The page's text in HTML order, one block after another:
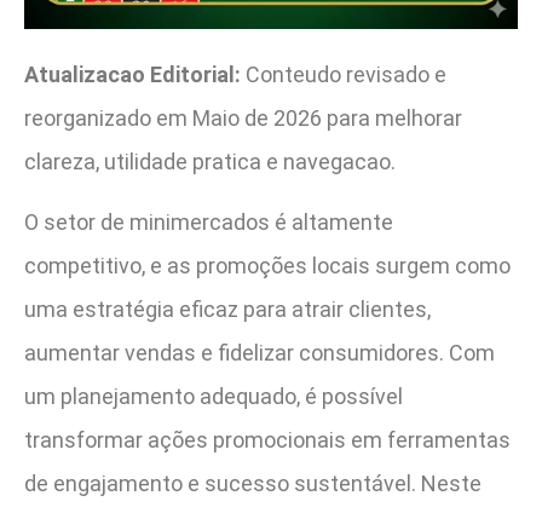
Atualizacao Editorial: Conteudo revisado e
reorganizado em Maio de 2026 para melhorar
clareza, utilidade pratica e navegacao.
O setor de minimercados é altamente
competitivo, e as promoções locais surgem como
uma estratégia eficaz para atrair clientes,
aumentar vendas e fidelizar consumidores. Com
um planejamento adequado, é possível
transformar ações promocionais em ferramentas
de engajamento e sucesso sustentável. Neste